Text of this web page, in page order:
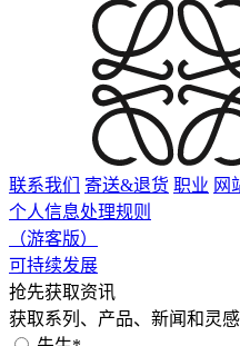
联系我们 寄送&退货 职业 网
个人信息处理规则
（游客版）
可持续发展
抢先获取资讯
获取系列、产品、新闻和灵